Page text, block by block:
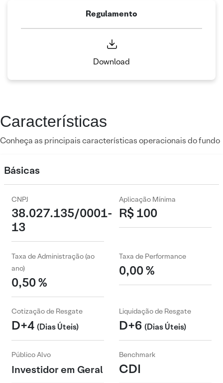
Regulamento
Download
Características
Conheça as principais características operacionais do fundo
Básicas
CNPJ
38.027.135/0001-
13
Aplicação Mínima
R$ 100
Taxa de Administração (ao
ano)
0,50 %
Taxa de Performance
0,00 %
Cotização de Resgate
D+4 (Dias Úteis)
Liquidação de Resgate
D+6 (Dias Úteis)
Público Alvo
Investidor em Geral
Benchmark
CDI